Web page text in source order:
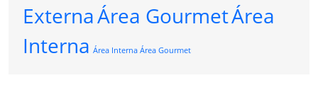
ExternaÁrea GourmetÁrea
Interna Área Interna Área Gourmet